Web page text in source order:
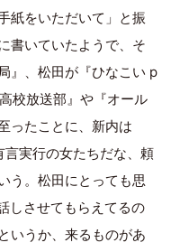
紙をいただいて」と振
書いていたようで、そ
』、松田が『ひなこい p
校放送部』や『オール
ったことに、新内は
言実行の女たちだな、頼
う。松田にとっても思
しさせてもらえてるの
いうか、来るものがあ